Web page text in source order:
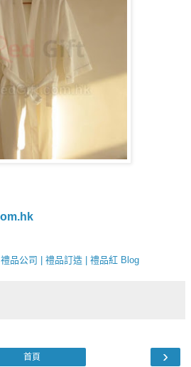
禮品公司 | 禮品訂造 | 禮品紅 Blog
›
首頁